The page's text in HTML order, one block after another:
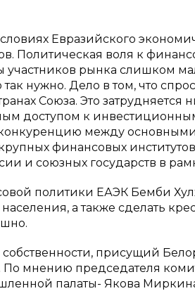
Евразийского
Политическая воля к
участников рынка слишком
нужно. Дело в том, что
Союза. Это затрудняется
доступом к
между
финансовых
и союзных государств в
политики ЕАЭК Бемби
а также сделать
присущий
мнению председателя
палаты- Якова